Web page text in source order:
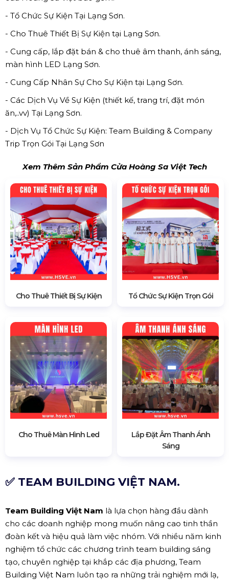
- Tổ Chức Sự Kiện Tại Lạng Sơn.
- Cho Thuê Thiết Bị Sự Kiện tại Lạng Sơn.
- Cung cấp, lắp đặt bán & cho thuê âm thanh, ánh sáng,
màn hình LED Lạng Sơn.
- Cung Cấp Nhân Sự Cho Sự Kiện tại Lạng Sơn.
- Các Dịch Vụ Về Sự Kiện (thiết kế, trang trí, đặt món
ăn,..vv) Tại Lạng Sơn.
- Dịch Vụ Tổ Chức Sự Kiện: Team Building & Company
Trip Trọn Gói Tại Lạng Sơn
Xem Thêm Sản Phẩm Cửa Hoàng Sa Việt Tech
Cho Thuê Thiết Bị Sự Kiện Tổ Chức Sự Kiện Trọn Gói
Cho Thuê Màn Hình Led
Lắp Đặt Âm Thanh Ánh
Sáng
✅ TEAM BUILDING VIỆT NAM.
Team Building Việt Nam là lựa chọn hàng đầu dành
cho các doanh nghiệp mong muốn nâng cao tinh thần
đoàn kết và hiệu quả làm việc nhóm. Với nhiều năm kinh
nghiệm tổ chức các chương trình team building sáng
tạo, chuyên nghiệp tại khắp các địa phương, Team
Building Việt Nam luôn tạo ra những trải nghiệm mới lạ,